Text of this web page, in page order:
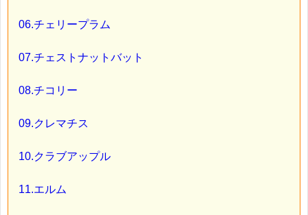
06.チェリープラム
07.チェストナットバット
08.チコリー
09.クレマチス
10.クラブアップル
11.エルム